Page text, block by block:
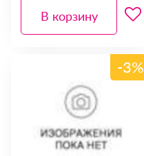
В корзину
-3%